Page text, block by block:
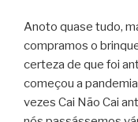
Anoto quase tudo,
compramos o
certeza de que foi
começou a
vezes Cai Não Cai